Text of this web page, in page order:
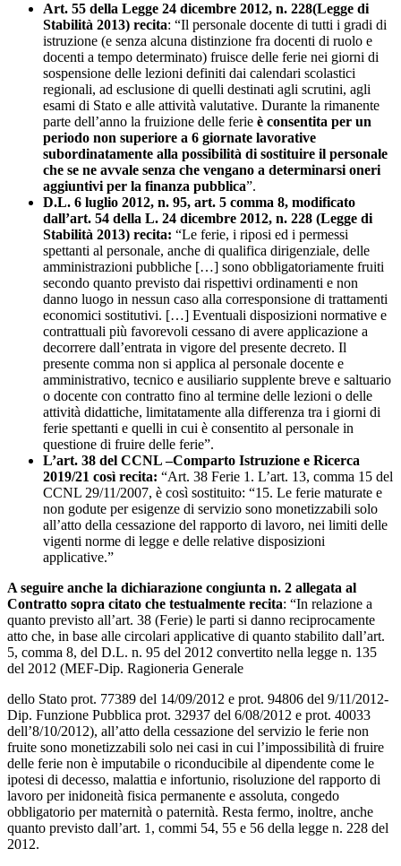
Art. 55 della Legge 24 dicembre 2012, n. 228(Legge di
Stabilità 2013) recita: “Il personale docente di tutti i gradi di
istruzione (e senza alcuna distinzione fra docenti di ruolo e
docenti a tempo determinato) fruisce delle ferie nei giorni di
sospensione delle lezioni definiti dai calendari scolastici
regionali, ad esclusione di quelli destinati agli scrutini, agli
esami di Stato e alle attività valutative. Durante la rimanente
parte dell’anno la fruizione delle ferie è consentita per un
periodo non superiore a 6 giornate lavorative
subordinatamente alla possibilità di sostituire il personale
che se ne avvale senza che vengano a determinarsi oneri
aggiuntivi per la finanza pubblica”.
D.L. 6 luglio 2012, n. 95, art. 5 comma 8, modificato
dall’art. 54 della L. 24 dicembre 2012, n. 228 (Legge di
Stabilità 2013) recita: “Le ferie, i riposi ed i permessi
spettanti al personale, anche di qualifica dirigenziale, delle
amministrazioni pubbliche […] sono obbligatoriamente fruiti
secondo quanto previsto dai rispettivi ordinamenti e non
danno luogo in nessun caso alla corresponsione di trattamenti
economici sostitutivi. […] Eventuali disposizioni normative e
contrattuali più favorevoli cessano di avere applicazione a
decorrere dall’entrata in vigore del presente decreto. Il
presente comma non si applica al personale docente e
amministrativo, tecnico e ausiliario supplente breve e saltuario
o docente con contratto fino al termine delle lezioni o delle
attività didattiche, limitatamente alla differenza tra i giorni di
ferie spettanti e quelli in cui è consentito al personale in
questione di fruire delle ferie”.
L’art. 38 del CCNL –Comparto Istruzione e Ricerca
2019/21 così recita: “Art. 38 Ferie 1. L’art. 13, comma 15 del
CCNL 29/11/2007, è così sostituito: “15. Le ferie maturate e
non godute per esigenze di servizio sono monetizzabili solo
all’atto della cessazione del rapporto di lavoro, nei limiti delle
vigenti norme di legge e delle relative disposizioni
applicative.”
A seguire anche la dichiarazione congiunta n. 2 allegata al
Contratto sopra citato che testualmente recita: “In relazione a
quanto previsto all’art. 38 (Ferie) le parti si danno reciprocamente
atto che, in base alle circolari applicative di quanto stabilito dall’art.
5, comma 8, del D.L. n. 95 del 2012 convertito nella legge n. 135
del 2012 (MEF-Dip. Ragioneria Generale
dello Stato prot. 77389 del 14/09/2012 e prot. 94806 del 9/11/2012-
Dip. Funzione Pubblica prot. 32937 del 6/08/2012 e prot. 40033
dell’8/10/2012), all’atto della cessazione del servizio le ferie non
fruite sono monetizzabili solo nei casi in cui l’impossibilità di fruire
delle ferie non è imputabile o riconducibile al dipendente come le
ipotesi di decesso, malattia e infortunio, risoluzione del rapporto di
lavoro per inidoneità fisica permanente e assoluta, congedo
obbligatorio per maternità o paternità. Resta fermo, inoltre, anche
quanto previsto dall’art. 1, commi 54, 55 e 56 della legge n. 228 del
2012.